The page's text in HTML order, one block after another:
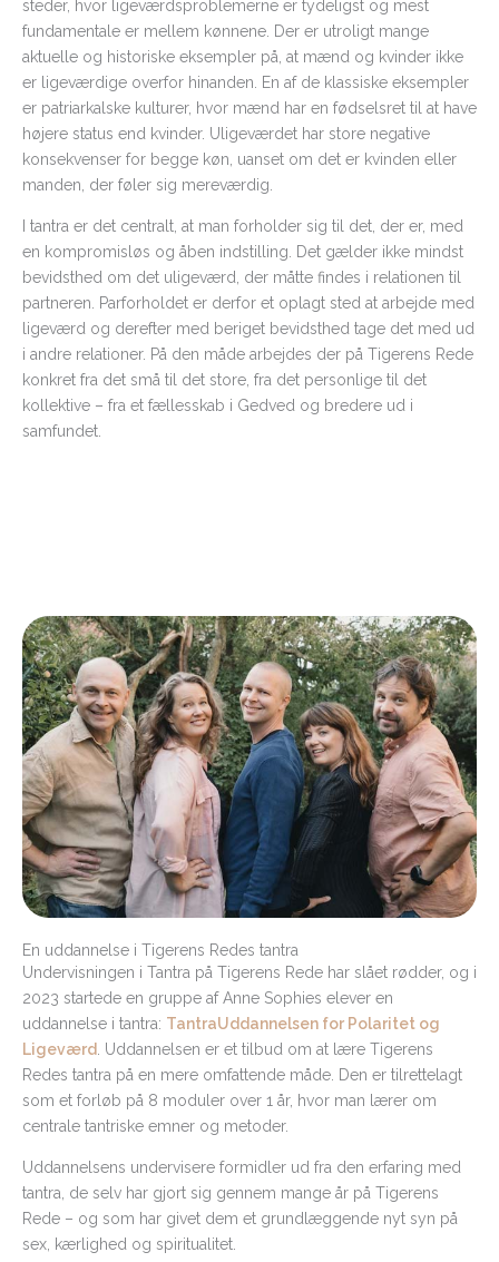
steder, hvor ligeværdsproblemerne er tydeligst og mest
fundamentale er mellem kønnene. Der er utroligt mange
aktuelle og historiske eksempler på, at mænd og kvinder ikke
er ligeværdige overfor hinanden. En af de klassiske eksempler
er patriarkalske kulturer, hvor mænd har en fødselsret til at have
højere status end kvinder. Uligeværdet har store negative
konsekvenser for begge køn, uanset om det er kvinden eller
manden, der føler sig mereværdig.
I tantra er det centralt, at man forholder sig til det, der er, med
en kompromisløs og åben indstilling. Det gælder ikke mindst
bevidsthed om det uligeværd, der måtte findes i relationen til
partneren. Parforholdet er derfor et oplagt sted at arbejde med
ligeværd og derefter med beriget bevidsthed tage det med ud
i andre relationer. På den måde arbejdes der på Tigerens Rede
konkret fra det små til det store, fra det personlige til det
kollektive – fra et fællesskab i Gedved og bredere ud i
samfundet.
En uddannelse i Tigerens Redes tantra
Undervisningen i Tantra på Tigerens Rede har slået rødder, og i
2023 startede en gruppe af Anne Sophies elever en
uddannelse i tantra: TantraUddannelsen for Polaritet og
Ligeværd. Uddannelsen er et tilbud om at lære Tigerens
Redes tantra på en mere omfattende måde. Den er tilrettelagt
som et forløb på 8 moduler over 1 år, hvor man lærer om
centrale tantriske emner og metoder.
Uddannelsens undervisere formidler ud fra den erfaring med
tantra, de selv har gjort sig gennem mange år på Tigerens
Rede – og som har givet dem et grundlæggende nyt syn på
sex, kærlighed og spiritualitet.